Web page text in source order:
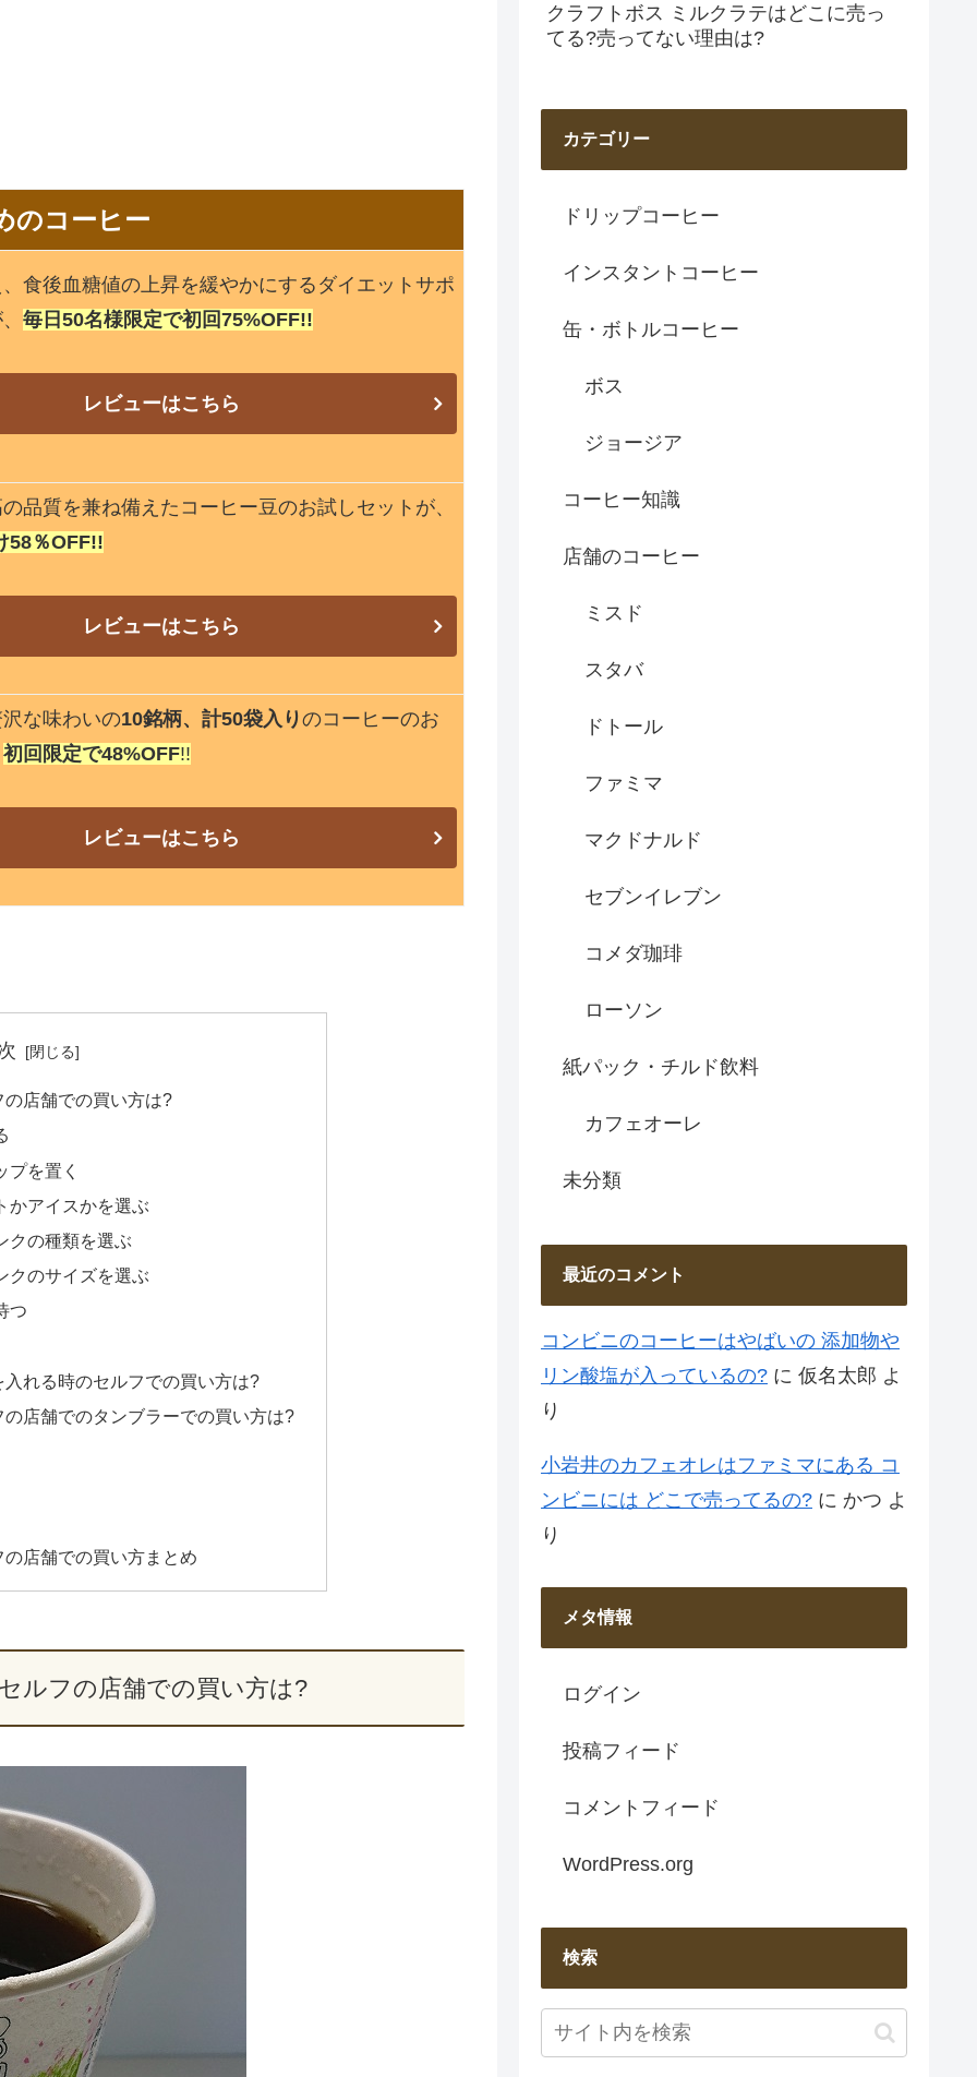
のコーヒー
食後血糖値の上昇を緩やかにするダイエットサポ
毎日50名様限定で初回75%OFF!!
レビューはこちら
品質を兼ね備えたコーヒー豆のお試しセットが、
58％OFF!!
レビューはこちら
な味わいの10銘柄、計50袋入りのコーヒーのお
初回限定で48%OFF!!
レビューはこちら
店舗での買い方は?
プを置く
かアイスかを選ぶ
クの種類を選ぶ
クのサイズを選ぶ
つ
れる時のセルフでの買い方は?
店舗でのタンブラーでの買い方は?
店舗での買い方まとめ
ルフの店舗での買い方は?
クラフトボス ミルクラテはどこに売っ
てる?売ってない理由は?
カテゴリー
ドリップコーヒー
インスタントコーヒー
缶・ボトルコーヒー
ボス
ジョージア
コーヒー知識
店舗のコーヒー
ミスド
スタバ
ドトール
ファミマ
マクドナルド
セブンイレブン
コメダ珈琲
ローソン
紙パック・チルド飲料
カフェオーレ
未分類
最近のコメント
コンビニのコーヒーはやばいの 添加物や
リン酸塩が入っているの? に 仮名太郎 よ
り
小岩井のカフェオレはファミマにある コ
ンビニには どこで売ってるの? に かつ よ
り
メタ情報
ログイン
投稿フィード
コメントフィード
WordPress.org
検索